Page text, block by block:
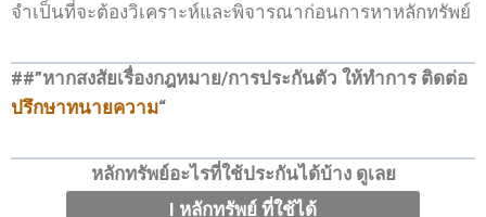
จำเป็นที่จะต้องวิเคราะห์และพิจารณาก่อนการหาหลักทรัพย์
##”หากสงสัยเรื่องกฎหมาย/การประกันตัว ให้ทำการ ติดต่อ
ปรึกษาทนายความ“
หลักทรัพย์อะไรที่ใช้ประกันได้บ้าง ดูเลย
I หลักทรัพย์ ที่ใช้ได้